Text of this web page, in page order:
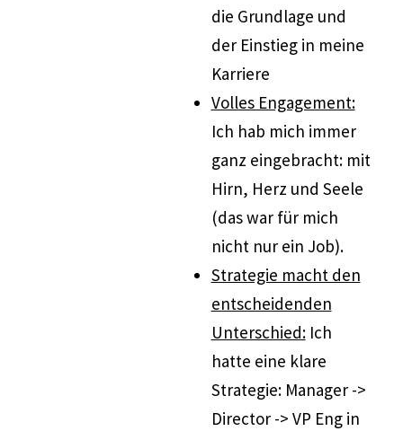
die Grundlage und
der Einstieg in meine
Karriere
Volles Engagement:
Ich hab mich immer
ganz eingebracht: mit
Hirn, Herz und Seele
(das war für mich
nicht nur ein Job).
Strategie macht den
entscheidenden
Unterschied:Ich
hatte eine klare
Strategie: Manager ->
Director -> VP Eng in